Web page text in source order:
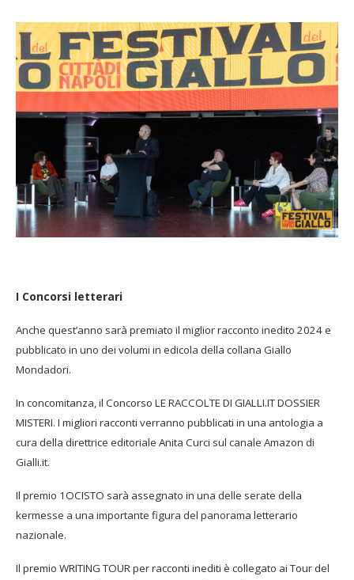
I Concorsi letterari
Anche quest’anno sarà premiato il miglior racconto inedito 2024 e
pubblicato in uno dei volumi in edicola della collana Giallo
Mondadori.
In concomitanza, il Concorso LE RACCOLTE DI GIALLI.IT DOSSIER
MISTERI. I migliori racconti verranno pubblicati in una antologia a
cura della direttrice editoriale Anita Curci sul canale Amazon di
Gialli.it.
Il premio 1OCISTO sarà assegnato in una delle serate della
kermesse a una importante figura del panorama letterario
nazionale.
Il premio WRITING TOUR per racconti inediti è collegato ai Tour del